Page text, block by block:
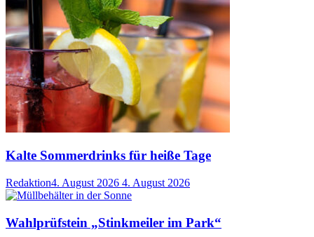
Kalte Sommerdrinks für heiße Tage
Redaktion4. August 2026 4. August 2026
Wahlprüfstein „Stinkmeiler im Park“